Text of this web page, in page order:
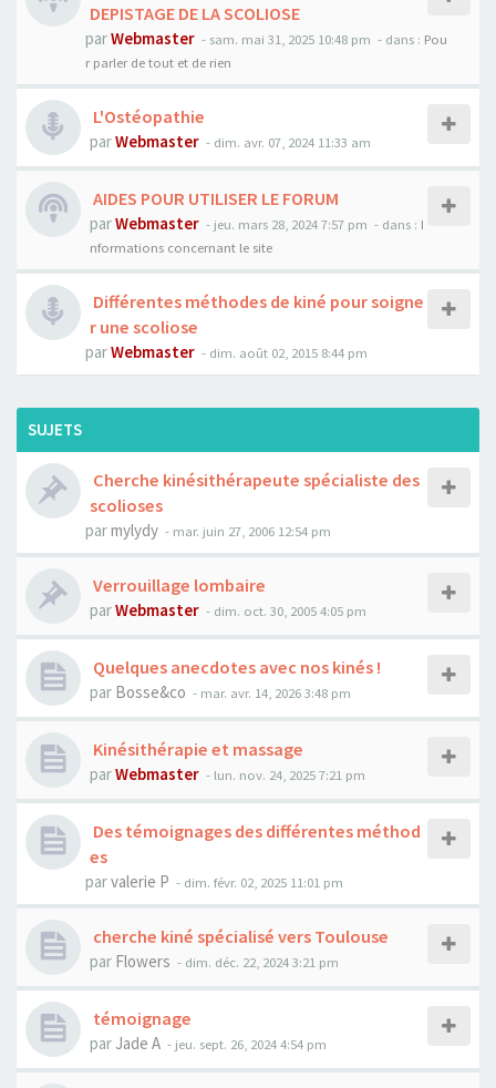
DEPISTAGE DE LA SCOLIOSE
parWebmaster - sam. mai 31, 2025 10:48 pm - dans : Pou
r parler de tout et de rien
L'Ostéopathie
parWebmaster - dim. avr. 07, 2024 11:33 am
AIDES POUR UTILISER LE FORUM
parWebmaster - jeu. mars 28, 2024 7:57 pm - dans : I
nformations concernant le site
Différentes méthodes de kiné pour soigne
r une scoliose
parWebmaster - dim. août 02, 2015 8:44 pm
SUJETS
Cherche kinésithérapeute spécialiste des
scolioses
parmylydy - mar. juin 27, 2006 12:54 pm
Verrouillage lombaire
parWebmaster - dim. oct. 30, 2005 4:05 pm
Quelques anecdotes avec nos kinés !
par Bosse&co - mar. avr. 14, 2026 3:48 pm
Kinésithérapie et massage
parWebmaster - lun. nov. 24, 2025 7:21 pm
Des témoignages des différentes méthod
es
parvalerie P - dim. févr. 02, 2025 11:01 pm
cherche kiné spécialisé vers Toulouse
par Flowers - dim. déc. 22, 2024 3:21 pm
témoignage
par Jade A - jeu. sept. 26, 2024 4:54 pm